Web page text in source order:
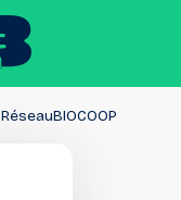
RéseauBIOCOOP